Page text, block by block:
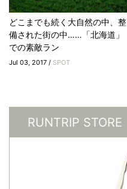
どこまでも続く大自然の中、整
備された街の中……「北海道」
での素敵ラン
Jul 03, 2017 / SPOT
RUNTRIP STORE